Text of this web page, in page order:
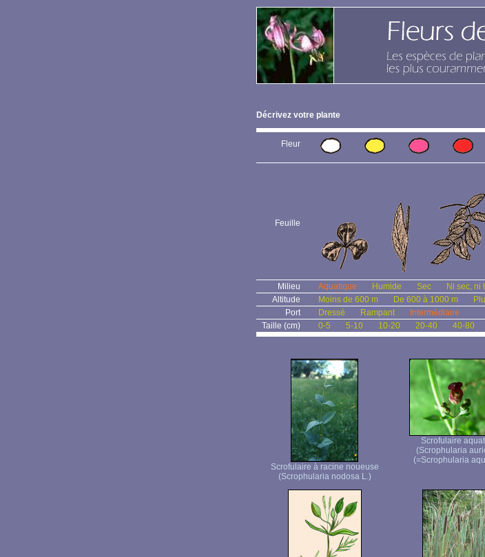
Décrivez votre plante
Fleur
Feuille
Milieu Aquatique Humide Sec
Ni sec, ni
Altitude
Moins de 600 m De 600 à 1000 m
Port
Dressé Rampant
Intermédiaire
Taille (cm)
0-5 5-10 10-20 20-40 40-80
Scrofulaire à racine noueuse
(Scrophularia nodosa L.)
Scrofulaire
(Scrophularia
(=Scrophularia